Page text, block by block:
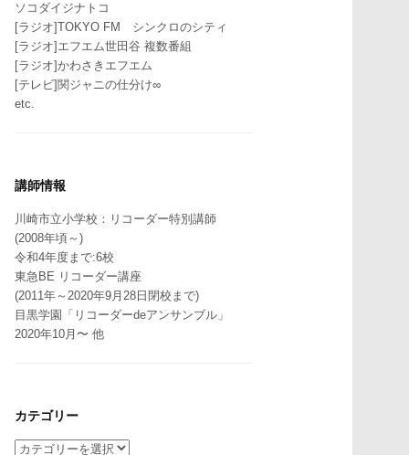
ソコダイジナトコ
[ラジオ]TOKYO FM シンクロのシティ
[ラジオ]エフエム世田谷 複数番組
[ラジオ]かわさきエフエム
[テレビ]関ジャニの仕分け∞
etc.
講師情報
川崎市立小学校：リコーダー特別講師
(2008年頃～)
令和4年度まで:6校
東急BE リコーダー講座
(2011年～2020年9月28日閉校まで)
目黒学園「リコーダーdeアンサンブル」
2020年10月〜 他
カテゴリー
カ